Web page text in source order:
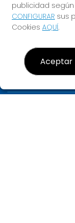
publicidad
CONFIGURAR sus
Cookies AQUÍ.
Aceptar